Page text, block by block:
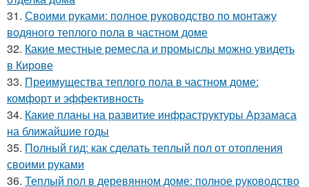
31. Своими руками: полное руководство по монтажу
водяного теплого пола в частном доме
32. Какие местные ремесла и промыслы можно увидеть
в Кирове
33. Преимущества теплого пола в частном доме:
комфорт и эффективность
34. Какие планы на развитие инфраструктуры Арзамаса
на ближайшие годы
35. Полный гид: как сделать теплый пол от отопления
своими руками
36. Теплый пол в деревянном доме: полное руководство